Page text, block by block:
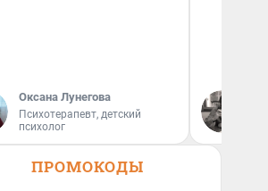
Оксана Лунегова
Психотерапевт, детский
психолог
ПРОМОКОДЫ